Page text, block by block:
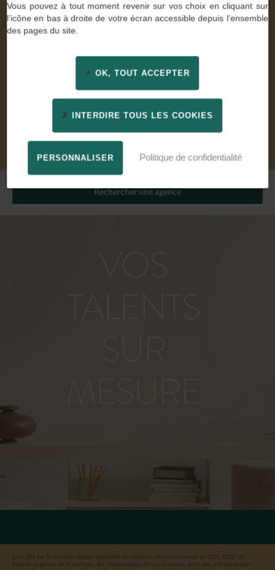
MÉCANIQUE DE PRÉCISION
CDI - 31/07/2026
CHARGÉ D'OPÉRATIONS DE PRODUCTION H/F
ASSISTANT JURIDIQUE EN DROIT DES SOCIÉTÉS H/F
CDI - 21/07/2026
Découvrir toutes les offres d’emploi
Rechercher une agence
Lynx RH est le premier réseau spécialisé de cabinets de recrutement en CDI, CDD et
intérim organisé en franchise : les responsables de nos bureaux sont des entrepreneurs.
Vous pouvez à tout moment revenir sur vos choix en cliquant sur
l’icône en bas à droite de votre écran accessible depuis l’ensemble
des pages du site.
OK, TOUT ACCEPTER
INTERDIRE TOUS LES COOKIES
PERSONNALISER Politique de confidentialité